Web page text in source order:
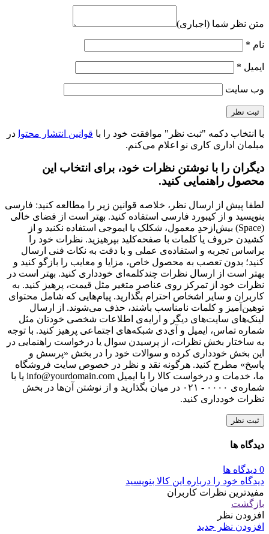
متن نظر شما (اجباری)
نام *
ایمیل *
وب‌ سایت
با انتخاب دکمه "ثبت نظر" موافقت خود را با قوانین انتشار محتوا در
مبلمان اداری کاری نو اعلام می‌کنم.
دیگران را با نوشتن نظرات خود، برای انتخاب این
محصول راهنمایی کنید.
لطفا پیش از ارسال نظر، خلاصه قوانین زیر را مطالعه کنید: فارسی
بنویسید و از کیبورد فارسی استفاده کنید. بهتر است از فضای خالی
(Space) بیش‌از‌حدِ معمول، شکلک یا ایموجی استفاده نکنید و از
کشیدن حروف یا کلمات با صفحه‌کلید بپرهیزید. نظرات خود را
براساس تجربه و استفاده‌ی عملی و با دقت به نکات فنی ارسال
کنید؛ بدون تعصب به محصول خاص، مزایا و معایب را بازگو کنید و
بهتر است از ارسال نظرات چندکلمه‌‌ای خودداری کنید. بهتر است در
نظرات خود از تمرکز روی عناصر متغیر مثل قیمت، پرهیز کنید. به
کاربران و سایر اشخاص احترام بگذارید. پیام‌هایی که شامل محتوای
توهین‌آمیز و کلمات نامناسب باشند، حذف می‌شوند. از ارسال
لینک‌های سایت‌های دیگر و ارایه‌ی اطلاعات شخصی خودتان مثل
شماره تماس، ایمیل و آی‌دی شبکه‌های اجتماعی پرهیز کنید. با توجه
به ساختار بخش نظرات، از پرسیدن سوال یا درخواست راهنمایی در
این بخش خودداری کرده و سوالات خود را در بخش «پرسش و
پاسخ» مطرح کنید. هرگونه نقد و نظر در خصوص سایت فروشگاه
ما، خدمات و درخواست کالا را با ایمیل info@yourdomain.com یا با
شماره‌ی ۰۰۰۰ - ۰۲۱ در میان بگذارید و از نوشتن آن‌ها در بخش
نظرات خودداری کنید.
ثبت نظر
دیدگاه ها
0 دیدگاه ها
دیدگاه خود را درباره این کالا بنویسید
مفیدترین نظرات کاربران
بازگشت
افزودن نظر
افزودن نظر جدید